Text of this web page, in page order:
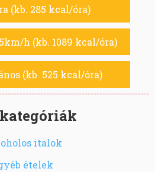
(kb. 285 kcal/óra)
h (kb. 1089 kcal/óra)
(kb. 525 kcal/óra)
italok
ételek